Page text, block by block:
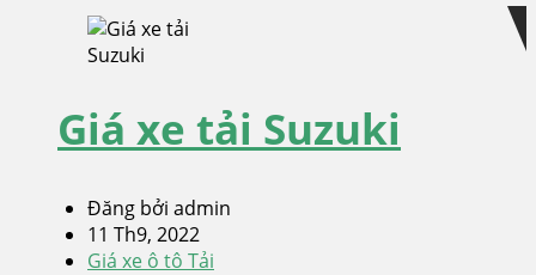
navigation
Giá xe tải Suzuki
Đăng bởi admin
11 Th9, 2022
Giá xe ô tô Tải